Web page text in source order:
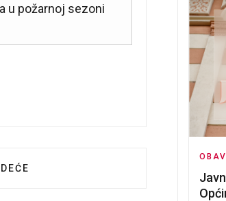
u požarnoj sezoni
ČLANAK: SASTANAK S VJERSKIM